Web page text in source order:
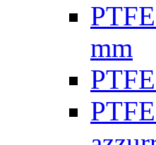
mm